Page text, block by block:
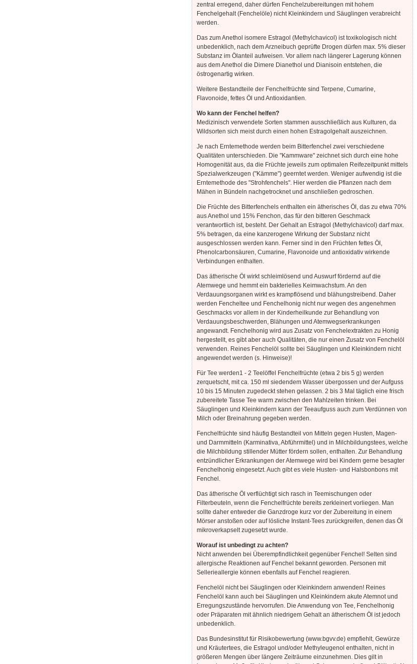
zentral erregend, daher dürfen Fenchelzubereitungen mit hohem
Fenchelgehalt (Fenchelöle) nicht Kleinkindern und Säuglingen verabreicht
werden.
Das zum Anethol isomere Estragol (Methylchavicol) ist toxikologisch nicht
unbedenklich, nach dem Arzneibuch geprüfte Drogen dürfen max. 5% dieser
Substanz im Ölanteil aufweisen. Vor allem nach längerer Lagerung können
aus dem Anethol die Dimere Dianethol und Dianisoin entstehen, die
östrogenartig wirken.
Weitere Bestandteile der Fenchelfrüchte sind Terpene, Cumarine,
Flavonoide, fettes Öl und Antioxidantien.
Wo kann der Fenchel helfen?
Medizinisch verwendete Sorten stammen ausschließlich aus Kulturen, da
Wildsorten sich meist durch einen hohen Estragolgehalt auszeichnen.
Je nach Erntemethode werden beim Bitterfenchel zwei verschiedene
Qualitäten unterschieden. Die "Kammware" zeichnet sich durch eine hohe
Homogenität aus, da die Früchte jeweils zum optimalen Reifezeitpunkt mittels
Spezialwerkzeugen ("Kämme") geerntet werden. Weniger aufwendig ist die
Erntemethode des "Strohfenchels". Hier werden die Pflanzen nach dem
Mähen in Bündeln nachgetrocknet und anschließen gedroschen.
Die Früchte des Bitterfenchels enthalten ein ätherisches Öl, das zu etwa 70%
aus Anethol und 15% Fenchon, das für den bitteren Geschmack
verantwortlich ist, besteht. Der Gehalt an Estragol (Methylchavicol) darf max.
5% betragen, da eine kanzerogene Wirkung der Substanz nicht
ausgeschlossen werden kann. Ferner sind in den Früchten fettes Öl,
Phenolcarbonsäuren, Cumarine, Flavonoide und antioxidativ wirkende
Verbindungen enthalten.
Das ätherische Öl wirkt schleimlösend und Auswurf fördernd auf die
Atemwege und hemmt ein bakterielles Keimwachstum. An den
Verdauungsorganen wirkt es krampflösend und blähungstreibend. Daher
werden Fencheltee und Fenchelhonig nicht nur wegen des angenehmen
Geschmacks vor allem in der Kinderheilkunde zur Behandlung von
Verdauungsbeschwerden, Blähungen und Atemwegserkrankungen
angewandt. Fenchelhonig wird aus Zusatz von Fenchelextrakten zu Honig
hergestellt, es gibt aber auch Qualitäten, die nur einen Zusatz von Fenchelöl
verwenden. Reines Fenchelöl sollte bei Säuglingen und Kleinkindern nicht
angewendet werden (s. Hinweise)!
Für Tee werden1 - 2 Teelöffel Fenchelfrüchte (etwa 2 bis 5 g) werden
zerquetscht, mit ca. 150 ml siedendem Wasser übergossen und der Aufguss
10 bis 15 Minuten zugedeckt stehen gelassen. 2 bis 3 Mal täglich eine frisch
zubereitete Tasse Tee warm zwischen den Mahlzeiten trinken. Bei
Säuglingen und Kleinkindern kann der Teeaufguss auch zum Verdünnen von
Milch oder Breinahrung gegeben werden.
Fenchelfrüchte sind häufig Bestandteil von Mitteln gegen Husten, Magen-
und Darmmitteln (Karminativa, Abführmittel) und in Milchbildungstees, welche
die Milchbildung stillender Mütter fördern sollen, enthalten. Zur Behandlung
entzündlicher Erkrankungen der Atemwege wird bei Kindern gerne besagter
Fenchelhonig eingesetzt. Auch gibt es viele Husten- und Halsbonbons mit
Fenchel.
Das ätherische Öl verflüchtigt sich rasch in Teemischungen oder
Filterbeuteln, wenn die Fenchelfrüchte bereits zerkleinert vorliegen. Man
sollte daher entweder die Ganzdroge kurz vor der Zubereitung in einem
Mörser anstoßen oder auf lösliche Instant-Tees zurückgreifen, denen das Öl
mikroverkapselt zugesetzt wurde.
Worauf ist unbedingt zu achten?
Nicht anwenden bei Überempfindlichkeit gegenüber Fenchel! Selten sind
allergische Reaktionen auf Fenchel bekannt geworden. Personen mit
Sellerieallergie können ebenfalls auf Fenchel reagieren.
Fenchelöl nicht bei Säuglingen oder Kleinkindern anwenden! Reines
Fenchelöl kann auch bei Säuglingen und Kleinkindern akute Atemnot und
Erregungszustände hervorrufen. Die Anwendung von Tee, Fenchelhonig
oder Präparaten mit ähnlich niedrigem Gehalt an ätherischem Öl ist jedoch
unbedenklich.
Das Bundesinstitut für Risikobewertung (www.bgvv.de) empfiehlt, Gewürze
und Kräutertees, die Estragol und/oder Methyleugenol enthalten, nicht in
größeren Mengen über längere Zeiträume einzunehmen. Dies gilt in